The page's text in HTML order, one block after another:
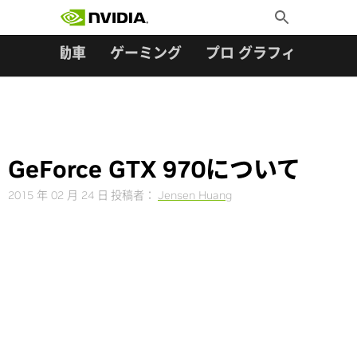
Toggle
Search
自動車 ゲーミング プロ グラフィックス
GeForce GTX 970について
2015 年 02 月 24 日 投稿者： Jensen Huang